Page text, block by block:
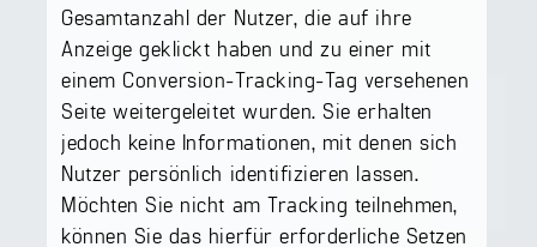
Gesamtanzahl der Nutzer, die auf ihre
Anzeige geklickt haben und zu einer mit
einem Conversion-Tracking-Tag versehenen
Seite weitergeleitet wurden. Sie erhalten
jedoch keine Informationen, mit denen sich
Nutzer persönlich identifizieren lassen.
Möchten Sie nicht am Tracking teilnehmen,
können Sie das hierfür erforderliche Setzen